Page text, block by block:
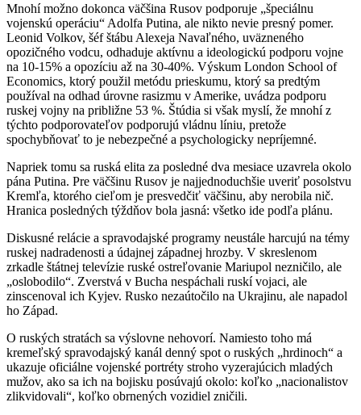
Mnohí možno dokonca väčšina Rusov podporuje „špeciálnu
vojenskú operáciu“ Adolfa Putina, ale nikto nevie presný pomer.
Leonid Volkov, šéf štábu Alexeja Navaľného, ​​uväzneného
opozičného vodcu, odhaduje aktívnu a ideologickú podporu vojne
na 10-15% a opozíciu až na 30-40%. Výskum London School of
Economics, ktorý použil metódu prieskumu, ktorý sa predtým
používal na odhad úrovne rasizmu v Amerike, uvádza podporu
ruskej vojny na približne 53 %. Štúdia si však myslí, že mnohí z
týchto podporovateľov podporujú vládnu líniu, pretože
spochybňovať to je nebezpečné a psychologicky nepríjemné.
Napriek tomu sa ruská elita za posledné dva mesiace uzavrela okolo
pána Putina. Pre väčšinu Rusov je najjednoduchšie uveriť posolstvu
Kremľa, ktorého cieľom je presvedčiť väčšinu, aby nerobila nič.
Hranica posledných týždňov bola jasná: všetko ide podľa plánu.
Diskusné relácie a spravodajské programy neustále harcujú na témy
ruskej nadradenosti a údajnej západnej hrozby. V skreslenom
zrkadle štátnej televízie ruské ostreľovanie Mariupol nezničilo, ale
„oslobodilo“. Zverstvá v Bucha nespáchali ruskí vojaci, ale
zinscenoval ich Kyjev. Rusko nezaútočilo na Ukrajinu, ale napadol
ho Západ.
O ruských stratách sa výslovne nehovorí. Namiesto toho má
kremeľský spravodajský kanál denný spot o ruských „hrdinoch“ a
ukazuje oficiálne vojenské portréty stroho vyzerajúcich mladých
mužov, ako sa ich na bojisku posúvajú okolo: koľko „nacionalistov
zlikvidovali“, koľko obrnených vozidiel zničili.